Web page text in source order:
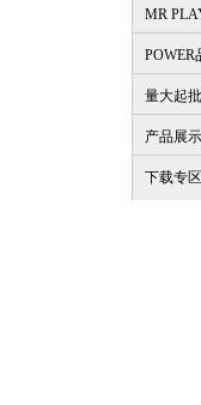
MR
POWER
量大起批
产品展
下载专区